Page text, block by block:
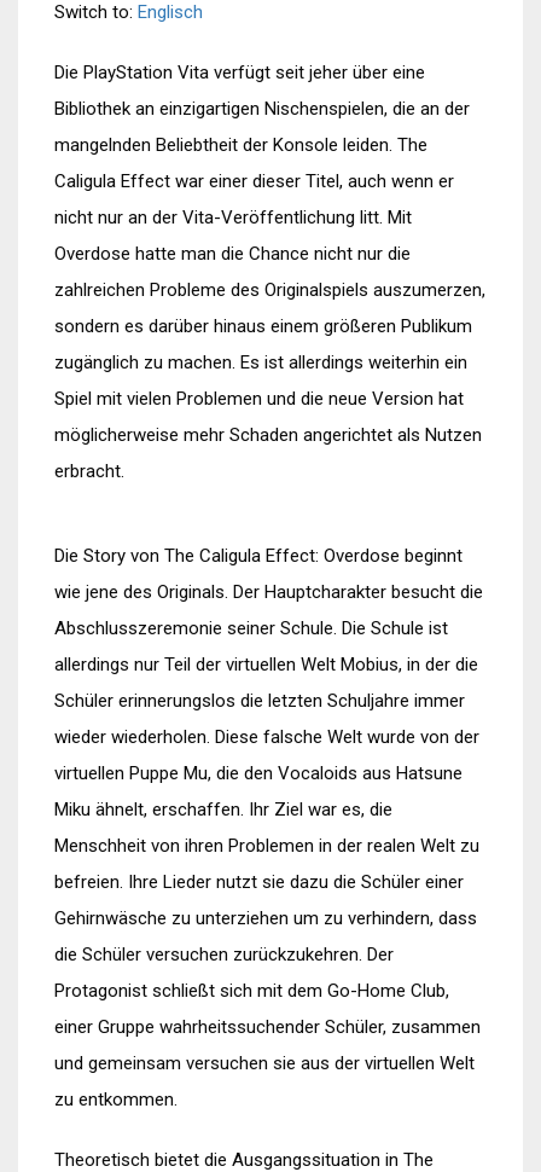
Switch to: Englisch
Die PlayStation Vita verfügt seit jeher über eine
Bibliothek an einzigartigen Nischenspielen, die an der
mangelnden Beliebtheit der Konsole leiden. The
Caligula Effect war einer dieser Titel, auch wenn er
nicht nur an der Vita-Veröffentlichung litt. Mit
Overdose hatte man die Chance nicht nur die
zahlreichen Probleme des Originalspiels auszumerzen,
sondern es darüber hinaus einem größeren Publikum
zugänglich zu machen. Es ist allerdings weiterhin ein
Spiel mit vielen Problemen und die neue Version hat
möglicherweise mehr Schaden angerichtet als Nutzen
erbracht.
Die Story von The Caligula Effect: Overdose beginnt
wie jene des Originals. Der Hauptcharakter besucht die
Abschlusszeremonie seiner Schule. Die Schule ist
allerdings nur Teil der virtuellen Welt Mobius, in der die
Schüler erinnerungslos die letzten Schuljahre immer
wieder wiederholen. Diese falsche Welt wurde von der
virtuellen Puppe Mu, die den Vocaloids aus Hatsune
Miku ähnelt, erschaffen. Ihr Ziel war es, die
Menschheit von ihren Problemen in der realen Welt zu
befreien. Ihre Lieder nutzt sie dazu die Schüler einer
Gehirnwäsche zu unterziehen um zu verhindern, dass
die Schüler versuchen zurückzukehren. Der
Protagonist schließt sich mit dem Go-Home Club,
einer Gruppe wahrheitssuchender Schüler, zusammen
und gemeinsam versuchen sie aus der virtuellen Welt
zu entkommen.
Theoretisch bietet die Ausgangssituation in The